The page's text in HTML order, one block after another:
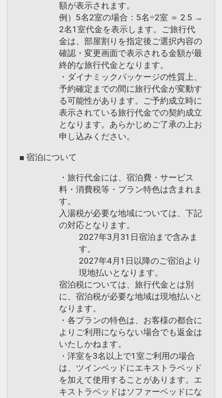
インターネットコース番号：DP-1-
17143523
額が表示されます。
例）5名2室の場合：5名÷2室 ＝ 2.5 →
2名1室代金を表示します。ご旅行代
金は、部屋割りを指定後ご選択内容の
確認・変更画面で表示される金額が最
終的な旅行代金となります。
・ダイナミックパッケージの性質上、
予約確定までの間に旅行代金が変動す
る可能性があります。ご予約成立時に
表示されている旅行代金での契約成立
となります。あらかじめご了承の上お
申し込みください。
■ 宿泊について
・旅行代金には、宿泊費・サービス
料・消費税等・プラン特色は含まれま
す。
入湯税が必要な地域については、下記
の対応となります。
2027年3月31日宿泊まで含みま
す。
2027年4月1日以降のご宿泊より
現地払いとなります。
宿泊税については、旅行代金とは別
に、宿泊税が必要な地域は現地払いと
なります。
・各プランの特色は、お客様の都合に
よりご利用にならない場合でも返金は
いたしかねます。
・洋室を3名以上で1室ご利用の場合
は、ツインベッドにエキストラベッド
を加えて使用することがあります。エ
キストラベッドはソファーベッドにな